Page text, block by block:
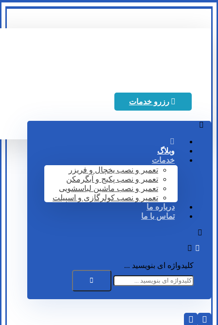
رزرو خدمات
وبلاگ
خدمات
تعمیر و نصب یخچال و فریزر
تعمیر و نصب پکیج و آبگرمکن
تعمیر و نصب ماشین لباسشویی
تعمیر و نصب کولرگازی و اسپیلت
درباره ما
تماس با ما
کلیدواژه ای بنویسید ...